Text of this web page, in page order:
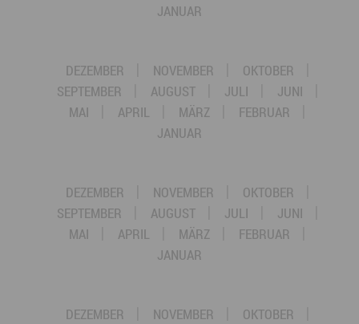
JANUAR
DEZEMBER NOVEMBER
OKTOBER
SEPTEMBER
AUGUST JULI
JUNI
MAI
APRIL MÄRZ
FEBRUAR
JANUAR
DEZEMBER NOVEMBER
OKTOBER
SEPTEMBER
AUGUST JULI
JUNI
MAI
APRIL MÄRZ
FEBRUAR
JANUAR
DEZEMBER NOVEMBER
OKTOBER